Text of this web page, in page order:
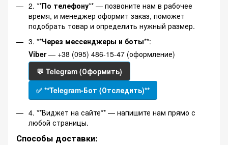
2. **По телефону** — позвоните нам в рабочее
время, и менеджер оформит заказ, поможет
подобрать товар и определить нужный размер.
3. **Через мессенджеры и боты**:
Viber— +38 (095) 486-15-47 (оформление)
💬 Telegram (Оформить)
✅ **Telegram-Бот (Отследить)**
4. **Виджет на сайте** — напишите нам прямо с
любой страницы.
Способы доставки: